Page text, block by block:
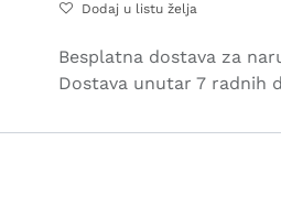
Dodaj u listu želja
Besplatna dostava za
Dostava unutar 7 radnih